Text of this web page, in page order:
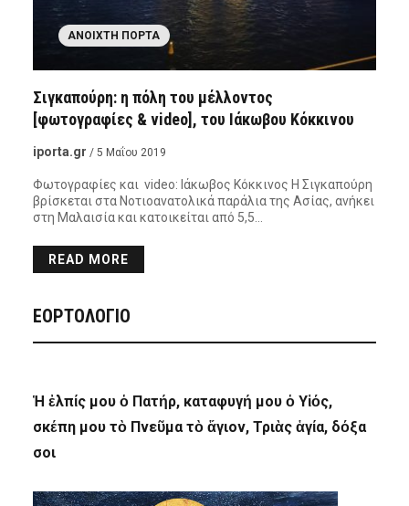
ΑΝΟΙΧΤΉ ΠΌΡΤΑ
Σιγκαπούρη: η πόλη του μέλλοντος
[φωτογραφίες & video], του Ιάκωβου Κόκκινου
iporta.gr / 5 Μαΐου 2019
Φωτογραφίες και video: Ιάκωβος Κόκκινος Η Σιγκαπούρη
βρίσκεται στα Νοτιοανατολικά παράλια της Ασίας, ανήκει
στη Μαλαισία και κατοικείται από 5,5…
READ MORE
ΕΟΡΤΟΛΟΓΙΟ
Ἡ ἐλπίς μου ὁ Πατήρ, καταφυγή μου ὁ Υἱός,
σκέπη μου τὸ Πνεῦμα τὸ ἅγιον, Τριὰς ἁγία, δόξα
σοι